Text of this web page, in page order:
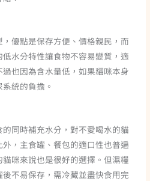
優點是保存方便、價格親民，而
水分特性讓食物不容易變質，適
也因為含水量低，如果貓咪本身
統的負擔。
同時補充水分，對不愛喝水的貓
，主食罐、餐包的適口性也普遍
咪來說也是很好的選擇。但濕糧
不易保存，需冷藏並盡快食用完